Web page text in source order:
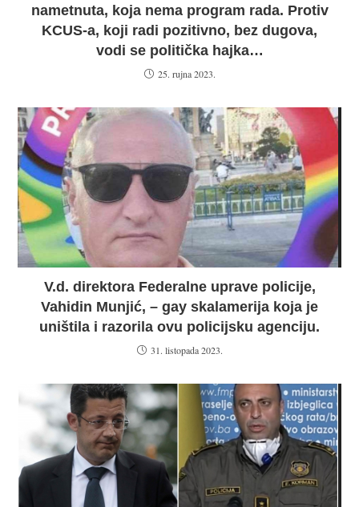
nametnuta, koja nema program rada. Protiv
KCUS-a, koji radi pozitivno, bez dugova,
vodi se politička hajka…
25. rujna 2023.
V.d. direktora Federalne uprave policije,
Vahidin Munjić, – gay skalamerija koja je
uništila i razorila ovu policijsku agenciju.
31. listopada 2023.